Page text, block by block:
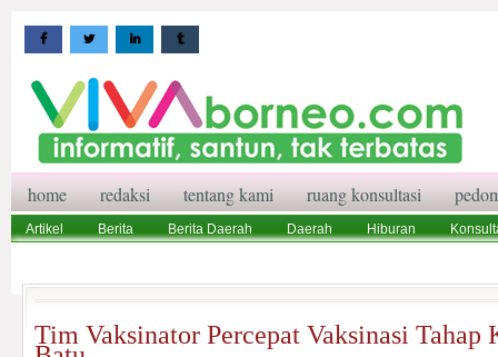
home redaksi tentang kami ruang konsultasi
Artikel Berita Berita Daerah Daerah Hiburan
Tim Vaksinator Percepat Vaksinasi Tahap